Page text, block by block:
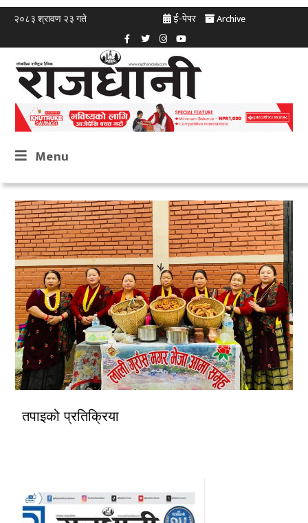
२०८३ श्रावण २३ गते ई-पेपर Archive
Menu
तपाइको प्रतिक्रिया